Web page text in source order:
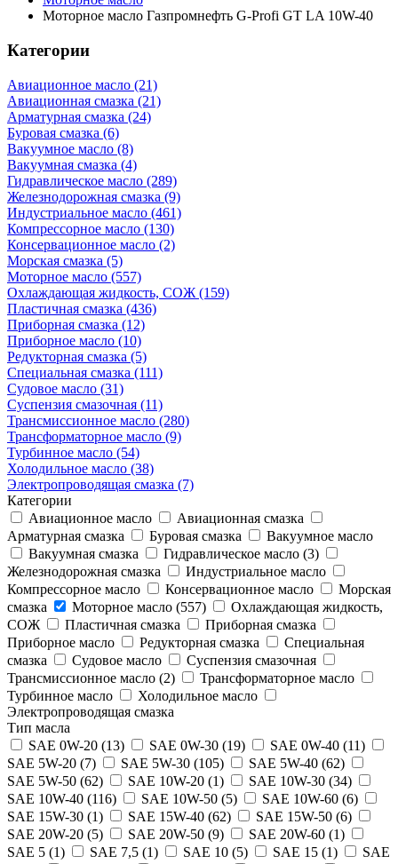
Моторное масло Газпромнефть G-Profi GT LA 10W-40
Категории
Авиационное масло (21)
Авиационная смазка (21)
Арматурная смазка (24)
Буровая смазка (6)
Вакуумное масло (8)
Вакуумная смазка (4)
Гидравлическое масло (289)
Железнодорожная смазка (9)
Индустриальное масло (461)
Компрессорное масло (130)
Консервационное масло (2)
Морская смазка (5)
Моторное масло (557)
Охлаждающая жидкость, СОЖ (159)
Пластичная смазка (436)
Приборная смазка (12)
Приборное масло (10)
Редукторная смазка (5)
Специальная смазка (111)
Судовое масло (31)
Суспензия смазочная (11)
Трансмиссионное масло (280)
Трансформаторное масло (9)
Турбинное масло (54)
Холодильное масло (38)
Электропроводящая смазка (7)
Категории
Авиационное масло
Авиационная смазка
Арматурная смазка
Буровая смазка
Вакуумное масло
Вакуумная смазка
Гидравлическое масло (3)
Железнодорожная смазка
Индустриальное масло
Компрессорное масло
Консервационное масло
Морская
смазка
Моторное масло (557)
Охлаждающая жидкость,
СОЖ
Пластичная смазка
Приборная смазка
Приборное масло
Редукторная смазка
Специальная
смазка
Судовое масло
Суспензия смазочная
Трансмиссионное масло (2)
Трансформаторное масло
Турбинное масло
Холодильное масло
Электропроводящая смазка
Тип масла
SAE 0W-20 (13)
SAE 0W-30 (19)
SAE 0W-40 (11)
SAE 5W-20 (7)
SAE 5W-30 (105)
SAE 5W-40 (62)
SAE 5W-50 (62)
SAE 10W-20 (1)
SAE 10W-30 (34)
SAE 10W-40 (116)
SAE 10W-50 (5)
SAE 10W-60 (6)
SAE 15W-30 (1)
SAE 15W-40 (62)
SAE 15W-50 (6)
SAE 20W-20 (5)
SAE 20W-50 (9)
SAE 20W-60 (1)
SAE 5 (1)
SAE 7,5 (1) SAE 10 (5) SAE 15 (1)
SAE